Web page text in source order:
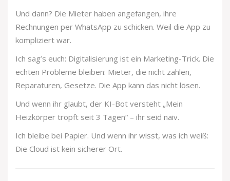
Und dann? Die Mieter haben angefangen, ihre
Rechnungen per WhatsApp zu schicken. Weil die App zu
kompliziert war.
Ich sag’s euch: Digitalisierung ist ein Marketing-Trick. Die
echten Probleme bleiben: Mieter, die nicht zahlen,
Reparaturen, Gesetze. Die App kann das nicht lösen.
Und wenn ihr glaubt, der KI-Bot versteht „Mein
Heizkörper tropft seit 3 Tagen“ – ihr seid naiv.
Ich bleibe bei Papier. Und wenn ihr wisst, was ich weiß:
Die Cloud ist kein sicherer Ort.